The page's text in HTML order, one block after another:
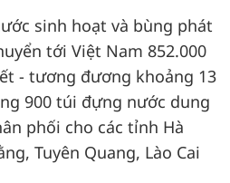
sinh hoạt và bùng phát
tới Việt Nam 852.000
- tương đương khoảng 13
900 túi đựng nước dung
phối cho các tỉnh Hà
Tuyên Quang, Lào Cai